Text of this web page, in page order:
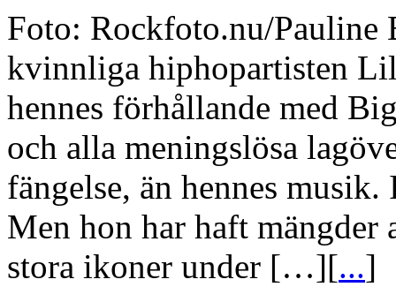
Foto: Rockfoto.nu/Pauline
kvinnliga hiphopartisten
hennes förhållande med
och alla meningslösa
fängelse, än hennes
Men hon har haft mängder
stora ikoner under […][...]